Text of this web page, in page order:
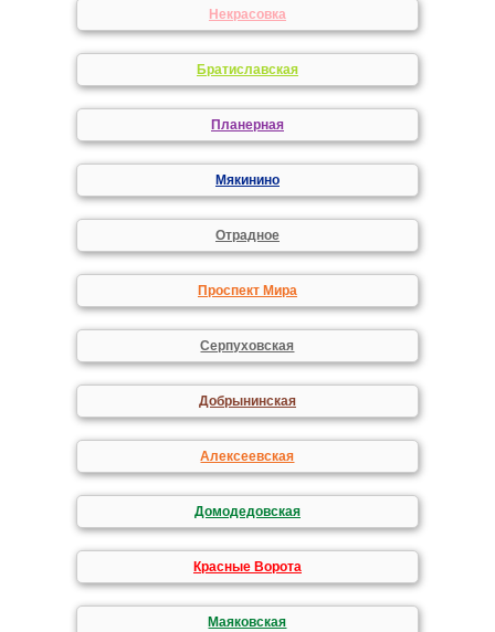
Некрасовка
Братиславская
Планерная
Мякинино
Отрадное
Проспект Мира
Серпуховская
Добрынинская
Алексеевская
Домодедовская
Красные Ворота
Маяковская